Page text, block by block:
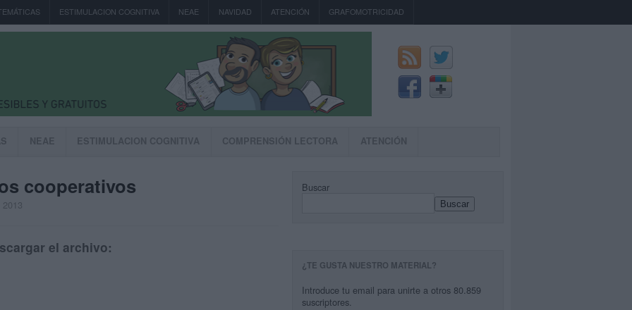
ESTIMULACION COGNITIVA NEAE NAVIDAD ATENCIÓN GRAFOMOTRICIDAD
NEAE ESTIMULACION COGNITIVA COMPRENSIÓN LECTORA ATENCIÓN
cooperativos
el archivo:
Buscar
Buscar
¿TE GUSTA NUESTRO MATERIAL?
Introduce tu email para unirte a otros 80.859
suscriptores.